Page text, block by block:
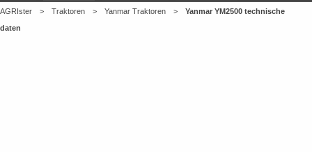
AGRIster > Traktoren > Yanmar Traktoren >
Yanmar YM2500 technische
daten